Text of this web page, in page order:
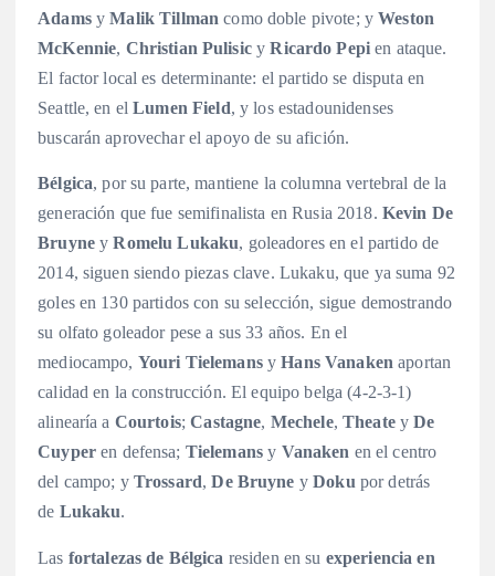
AdamsyMalik Tillman como doble pivote; yWeston
McKennie, Christian PulisicyRicardo Pepi en ataque.
El factor local es determinante: el partido se disputa en
Seattle, en elLumen Field, y los estadounidenses
buscarán aprovechar el apoyo de su afición.
Bélgica, por su parte, mantiene la columna vertebral de la
generación que fue semifinalista en Rusia 2018. Kevin De
BruyneyRomelu Lukaku, goleadores en el partido de
2014, siguen siendo piezas clave. Lukaku, que ya suma 92
goles en 130 partidos con su selección, sigue demostrando
su olfato goleador pese a sus 33 años. En el
mediocampo, Youri TielemansyHans Vanaken aportan
calidad en la construcción. El equipo belga (4-2-3-1)
alinearía a Courtois;Castagne, Mechele, TheateyDe
Cuyperen defensa; Tielemans y Vanaken en el centro
del campo; y Trossard,De Bruyne yDokupor detrás
de Lukaku.
Las fortalezas de Bélgica residen en su experiencia en